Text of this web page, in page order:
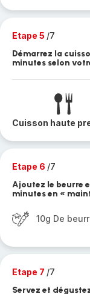
Etape 5 /7
Démarrez la
minutes selon
Cuisson haute
Etape 6 /7
Ajoutez le beurre
minutes en «
10g De
Etape 7 /7
Servez et